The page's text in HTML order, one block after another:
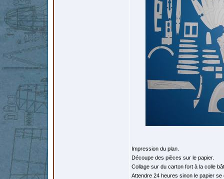
Impression du plan.
Découpe des pièces sur le papier.
Collage sur du carton fort à la colle
Attendre 24 heures sinon le papier se